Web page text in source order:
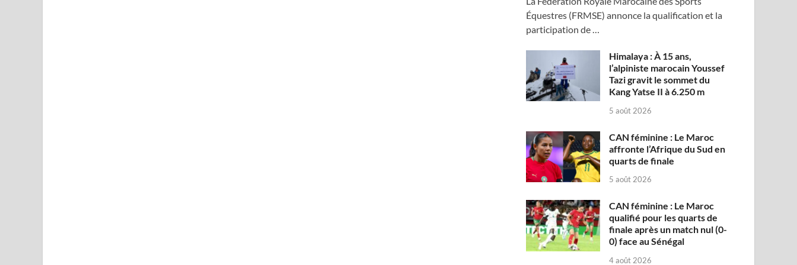
Équestres (FRMSE) annonce la qualification et la
participation de …
Himalaya : À 15 ans,
l’alpiniste marocain Youssef
Tazi gravit le sommet du
Kang Yatse II à 6.250 m
5 août 2026
CAN féminine : Le Maroc
affronte l’Afrique du Sud en
quarts de finale
5 août 2026
CAN féminine : Le Maroc
qualifié pour les quarts de
finale après un match nul (0-
0) face au Sénégal
4 août 2026